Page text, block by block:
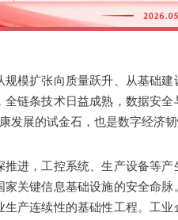
模扩张向质量跃升、从基础
链条技术日益成熟，数据安
发展的试金石，也是数字经济韧
进，工控系统、生产设备等
关键信息基础设施的安全命
产连续性的基础性工程。工